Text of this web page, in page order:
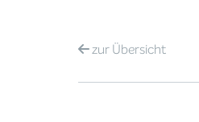
zurÜbersicht